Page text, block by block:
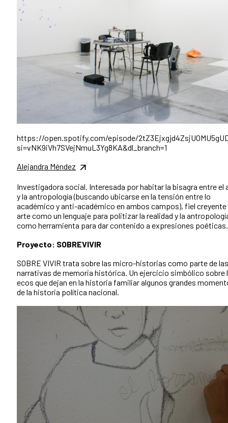
https://open.spotify.com/episode/
si=vNK9iVh7SVejNmuL3Yg8KA&dl_branch=1
Alejandra Méndez
Investigadora social. Interesada por habitar la bisagra entre el
y la antropología (buscando ubicarse en la tensión entre lo
académico y anti-académico en ambos campos), fiel creyente
arte como un lenguaje para politizar la realidad y la
como herramienta para dar contenido a expresiones
Proyecto: SOBREVIVIR
SOBRE VIVIR trata sobre las micro-historias como parte de las
narrativas de memoria histórica. Un ejercicio simbólico sobre
ecos que dejan en la historia familiar algunos grandes
de la historia política nacional.